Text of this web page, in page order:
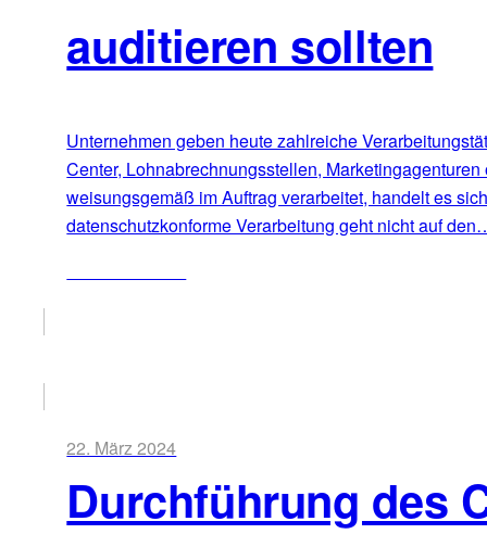
auditieren sollten
Unternehmen geben heute zahlreiche
Center, Lohnabrechnungsstellen,
weisungsgemäß im Auftrag verarbeitet, handelt es
datenschutzkonforme Verarbeitung geht nicht auf
22. März 2024
Durchführung des